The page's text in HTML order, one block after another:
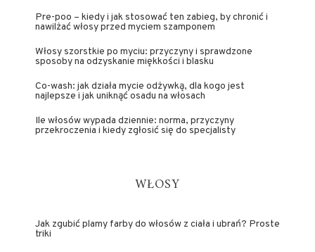
Pre-poo – kiedy i jak stosować ten zabieg, by chronić i
nawilżać włosy przed myciem szamponem
Włosy szorstkie po myciu: przyczyny i sprawdzone
sposoby na odzyskanie miękkości i blasku
Co-wash: jak działa mycie odżywką, dla kogo jest
najlepsze i jak uniknąć osadu na włosach
Ile włosów wypada dziennie: norma, przyczyny
przekroczenia i kiedy zgłosić się do specjalisty
WŁOSY
Jak zgubić plamy farby do włosów z ciała i ubrań? Proste
triki